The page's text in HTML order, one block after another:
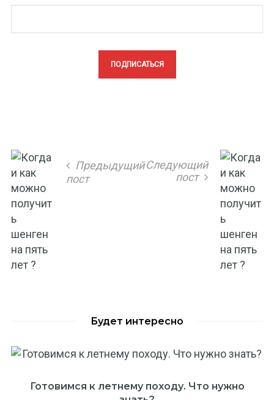
Предыдущий
пост
Следующий
пост
Будет интересно
Готовимся к летнему походу. Что нужно